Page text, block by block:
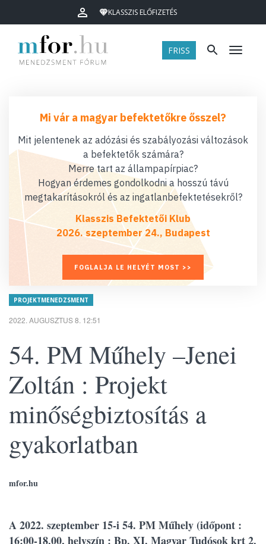
KLASSZIS ELŐFIZETÉS
FRISS Menü
Mi vár a magyar befektetőkre ősszel?
Mit jelentenek az adózási és szabályozási változások
a befektetők számára?
Merre tart az állampapírpiac?
Hogyan érdemes gondolkodni a hosszú távú
megtakarításokról és az ingatlanbefektetésekről?
Klasszis Befektetői Klub
2026. szeptember 24., Budapest
FOGLALJA LE HELYÉT MOST >>
PROJEKTMENEDZSMENT
2022. AUGUSZTUS 8. 12:51
54. PM Műhely –Jenei
Zoltán : Projekt
minőségbiztosítás a
gyakorlatban
mfor.hu
A2022. szeptember 15-i 54. PM Műhely(időpont :
16:00-18.00, helyszín : Bp. XI. Magyar Tudósok krt 2.